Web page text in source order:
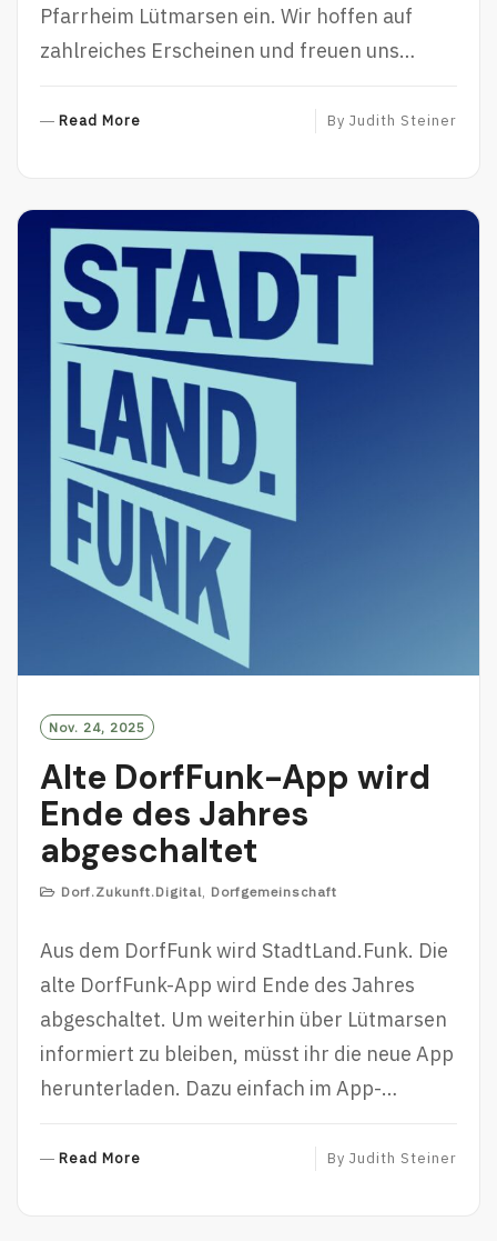
Pfarrheim Lütmarsen ein. Wir hoffen auf
zahlreiches Erscheinen und freuen uns…
Read More By Judith Steiner
Nov. 24, 2025
Alte DorfFunk-App wird
Ende des Jahres
abgeschaltet
Dorf.Zukunft.Digital, Dorfgemeinschaft
Aus dem DorfFunk wird StadtLand.Funk. Die
alte DorfFunk-App wird Ende des Jahres
abgeschaltet. Um weiterhin über Lütmarsen
informiert zu bleiben, müsst ihr die neue App
herunterladen. Dazu einfach im App-…
Read More By Judith Steiner